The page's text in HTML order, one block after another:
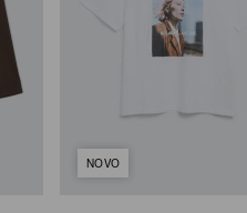
NOVO